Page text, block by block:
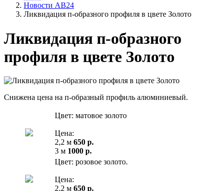
Новости АВ24
Ликвидация п-образного профиля в цвете Золото
Ликвидация п-образного
профиля в цвете Золото
Снижена цена на п-образный профиль алюминиевый.
Цвет: матовое золото
Цена:
2,2 м 650 р.
3 м 1000 р.
Цвет: розовое золото.
Цена:
2,2 м 650 р.